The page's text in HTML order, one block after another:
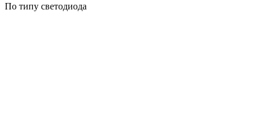
По типу светодиода